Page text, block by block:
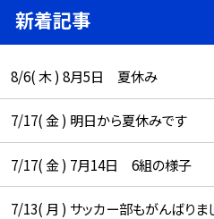
新着記事
8/6( 木 ) 8月5日 夏休み
7/17( 金 ) 明日から夏休みです
7/17( 金 ) 7月14日 6組の様子
7/13( 月 ) サッカー部もがんばりま